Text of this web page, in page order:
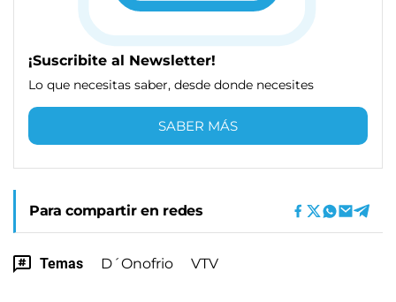
¡Suscribite al Newsletter!
Lo que necesitas saber, desde donde necesites
SABER MÁS
Para compartir en redes
Temas D´Onofrio VTV